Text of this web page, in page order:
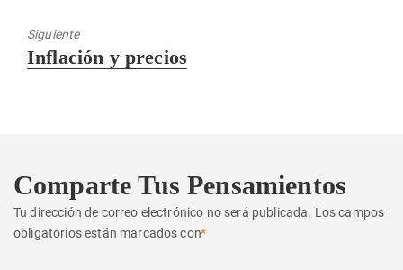
Siguiente
Entrada
Inflación y precios
Comparte Tus Pensamientos
Tu dirección de correo electrónico no será publicada. Los campos
obligatorios están marcados con*